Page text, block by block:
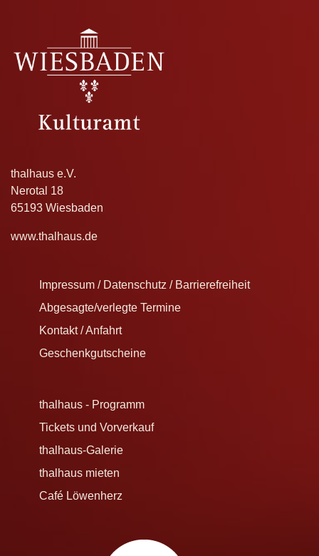
thalhaus e.V.
Nerotal 18
65193 Wiesbaden
www.thalhaus.de
Impressum / Datenschutz / Barrierefreiheit
Abgesagte/verlegte Termine
Kontakt / Anfahrt
Geschenkgutscheine
thalhaus - Programm
Tickets und Vorverkauf
thalhaus-Galerie
thalhaus mieten
Café Löwenherz